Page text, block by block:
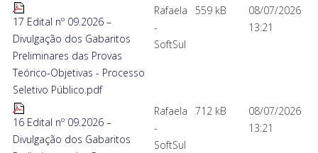
17 Edital nº 09.2026 –
Divulgação dos Gabaritos
Preliminares das Provas
Teórico-Objetivas - Processo
Seletivo Público.pdf
Rafaela
-
SoftSul
559 kB
08/07/2026
13:21
16 Edital nº 09.2026 –
Divulgação dos Gabaritos
Rafaela
-
SoftSul
712 kB
08/07/2026
13:21